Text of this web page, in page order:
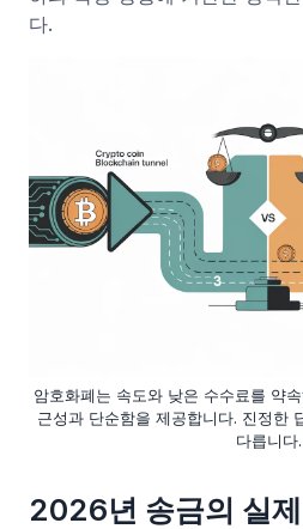
다.
암호화폐는 속도와 낮은 수수료를 약
근성과 단순함을 제공합니다. 진정한
다릅니다.
2026년 송금의 실